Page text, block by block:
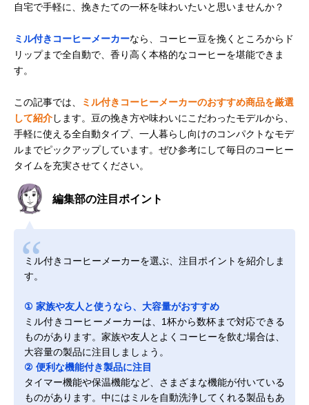
自宅で手軽に、挽きたての一杯を味わいたいと思いませんか？
ミル付きコーヒーメーカーなら、コーヒー豆を挽くところからド
リップまで全自動で、香り高く本格的なコーヒーを堪能できま
す。
この記事では、
ミル付きコーヒーメーカーのおすすめ商品を厳選
して紹介します。豆の挽き方や味わいにこだわったモデルから、
手軽に使える全自動タイプ、一人暮らし向けのコンパクトなモデ
ルまでピックアップしています。ぜひ参考にして毎日のコーヒー
タイムを充実させてください。
編集部の注目ポイント
ミル付きコーヒーメーカーを選ぶ、注目ポイントを紹介しま
す。
① 家族や友人と使うなら、大容量がおすすめ
ミル付きコーヒーメーカーは、1杯から数杯まで対応できる
ものがあります。家族や友人とよくコーヒーを飲む場合は、
大容量の製品に注目しましょう。
② 便利な機能付き製品に注目
タイマー機能や保温機能など、さまざまな機能が付いている
ものがあります。中にはミルを自動洗浄してくれる製品もあ